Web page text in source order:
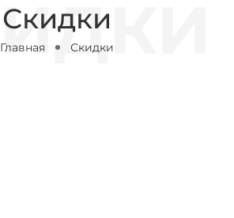
Скидки
Главная Скидки